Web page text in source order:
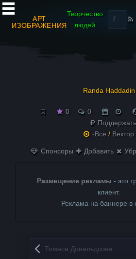
АРТ
ИЗОБРАЖЕНИЯ
Творчество
людей
Найти:
Randa Haddadin
0 0
Поддержать
-Все / Вектор
Спонсоры Добавить
Размещение рекламы - это
клиент.
Реклама на баннере в
Запись навигация
Томаса Дональдсона